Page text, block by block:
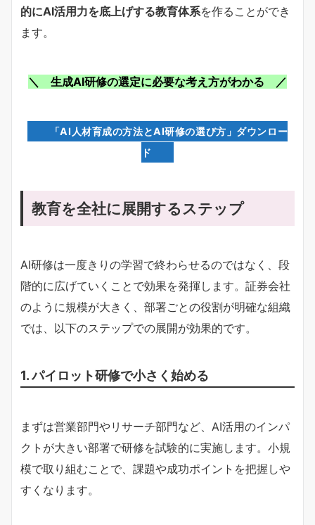
的にAI活用力を底上げする教育体系を作ることができ
ます。
＼ 生成AI研修の選定に必要な考え方がわかる ／
「AI人材育成の方法とAI研修の選び方」ダウンロー
ド
教育を全社に展開するステップ
AI研修は一度きりの学習で終わらせるのではなく、段
階的に広げていくことで効果を発揮します。証券会社
のように規模が大きく、部署ごとの役割が明確な組織
では、以下のステップでの展開が効果的です。
1. パイロット研修で小さく始める
まずは営業部門やリサーチ部門など、AI活用のインパ
クトが大きい部署で研修を試験的に実施します。小規
模で取り組むことで、課題や成功ポイントを把握しや
すくなります。